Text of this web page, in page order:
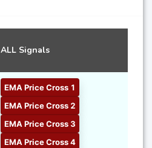
ALL Signals
EMA Price Cross 1
EMA Price Cross 2
EMA Price Cross 3
EMA Price Cross 4